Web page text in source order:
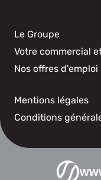
Le Groupe
Votre commercial
Nos offres d'emploi
Mentions légales
Conditions